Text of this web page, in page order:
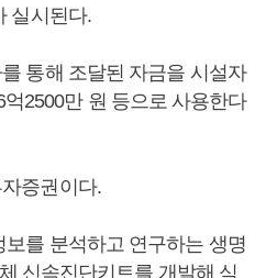
실시된다.
통해 조달된 자금을 시설자
2500만 원 등으로 사용한다
증권이다.
를 분석하고 연구하는 생명
신속진단키트를 개발해 식